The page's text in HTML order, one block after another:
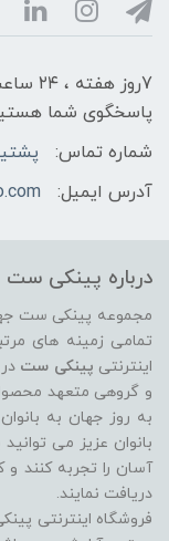
7روز
پاسخگوی شما
شماره تماس:
پشتیبانی ۲۴
آدرس ایمیل:
درباره پینکی ست
مجموعه پینکی ست
تمامی زمینه های
اینترنتی پینکی ست
و گروهی متعهد
به روز جهان به
بانوان عزیز می
آسان را تجربه کنند و
دریافت نمایند.
فروشگاه اینترنتی